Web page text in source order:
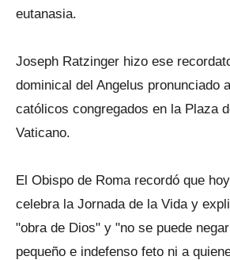
eutanasia.
Joseph Ratzinger hizo ese
dominical del Angelus pronunciado
católicos congregados en la Plaza
Vaticano.
El Obispo de Roma recordó que
celebra la Jornada de la Vida y
"obra de Dios" y "no se puede
pequeño e indefenso feto ni a